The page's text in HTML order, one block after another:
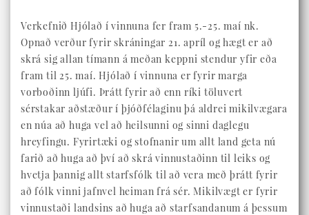
Verkefnið Hjólað í vinnuna fer fram 5.-25. maí nk.
Opnað verður fyrir skráningar 21. apríl og hægt er að
skrá sig allan tímann á meðan keppni stendur yfir eða
fram til 25. maí. Hjólað í vinnuna er fyrir marga
vorboðinn ljúfi. Þrátt fyrir að enn ríki töluvert
sérstakar aðstæður í þjóðfélaginu þá aldrei mikilvægara
en núa að huga vel að heilsunni og sinni daglegu
hreyfingu. Fyrirtæki og stofnanir um allt land geta nú
farið að huga að því að skrá vinnustaðinn til leiks og
hvetja þannig allt starfsfólk til að vera með þrátt fyrir
að fólk vinni jafnvel heiman frá sér. Mikilvægt er fyrir
vinnustaði landsins að huga að starfsandanum á þessum